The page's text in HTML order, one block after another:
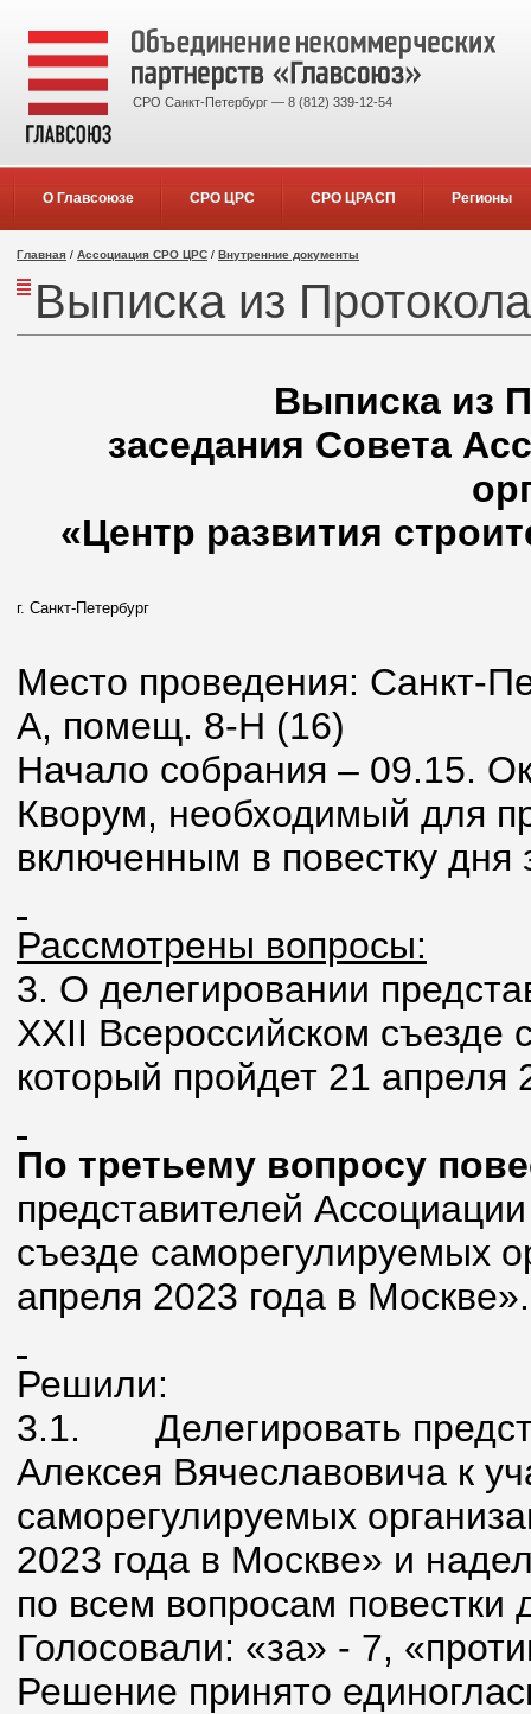
СРО Санкт-Петербург — 8 (812) 339-12-54
О Главсоюзе СРО ЦРС СРО ЦРАСП Регионы
Главная / Ассоциация СРО ЦРС / Внутренние документы
Выписка из
Выписка из
заседания Совета
«Центр развития
г. Санкт-Петербург
Место проведения: Санкт-
А, помещ. 8-Н (16)
Начало собрания – 09.15.
Кворум, необходимый для
включенным в повестку дня
Рассмотрены вопросы:
3. О делегировании
XXII Всероссийском съезде
который пройдет 21 апреля
По третьему вопросу
представителей
съезде саморегулируемых
апреля 2023 года в Москве».
Решили:
3.1. Делегировать
Алексея Вячеславовича к
саморегулируемых
2023 года в Москве» и
по всем вопросам повестки
Голосовали: «за» - 7,
Решение принято